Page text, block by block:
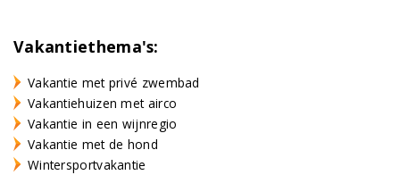
Vakantiethema's:
Vakantie met privé zwembad
Vakantiehuizen met airco
Vakantie in een wijnregio
Vakantie met de hond
Wintersportvakantie